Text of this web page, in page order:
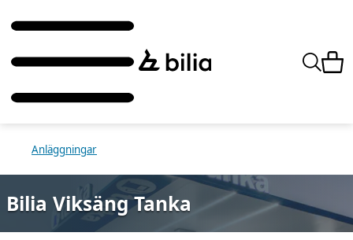
Anläggningar
Bilia Viksäng Tanka